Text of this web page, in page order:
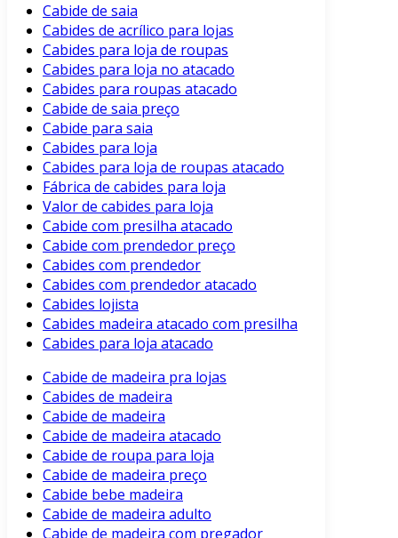
Cabide de saia
Cabides de acrílico para lojas
Cabides para loja de roupas
Cabides para loja no atacado
Cabides para roupas atacado
Cabide de saia preço
Cabide para saia
Cabides para loja
Cabides para loja de roupas atacado
Fábrica de cabides para loja
Valor de cabides para loja
Cabide com presilha atacado
Cabide com prendedor preço
Cabides com prendedor
Cabides com prendedor atacado
Cabides lojista
Cabides madeira atacado com presilha
Cabides para loja atacado
Cabide de madeira pra lojas
Cabides de madeira
Cabide de madeira
Cabide de madeira atacado
Cabide de roupa para loja
Cabide de madeira preço
Cabide bebe madeira
Cabide de madeira adulto
Cabide de madeira com pregador